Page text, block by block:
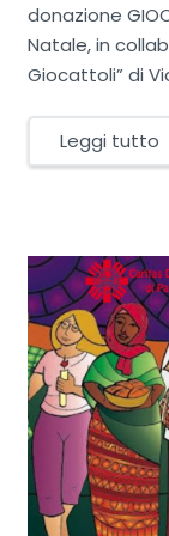
donazione
Natale, in
Giocattoli” di
Leggi tutto